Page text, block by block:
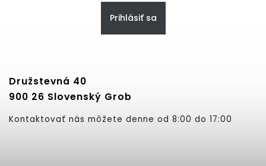
Prihlásiť sa
Družstevná 40
900 26 Slovenský Grob
Kontaktovať nás môžete denne od 8:00 do 17:00